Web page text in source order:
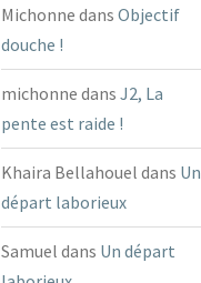
Michonne dans Objectif
douche !
michonne dans J2, La
pente est raide !
Khaira Bellahouel dans Un
départ laborieux
Samuel dans Un départ